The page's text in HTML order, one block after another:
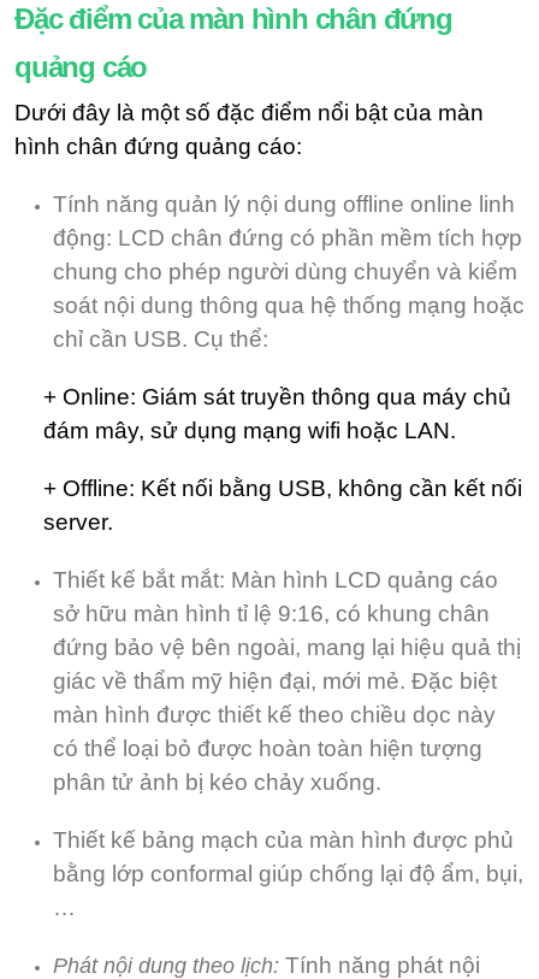
Đặc điểm của màn hình chân đứng
quảng cáo
Dưới đây là một số đặc điểm nổi bật của màn
hình chân đứng quảng cáo:
Tính năng quản lý nội dung offline online linh
động: LCD chân đứng có phần mềm tích hợp
chung cho phép người dùng chuyển và kiểm
soát nội dung thông qua hệ thống mạng hoặc
chỉ cần USB. Cụ thể:
+ Online: Giám sát truyền thông qua máy chủ
đám mây, sử dụng mạng wifi hoặc LAN.
+ Offline: Kết nối bằng USB, không cần kết nối
server.
Thiết kế bắt mắt: Màn hình LCD quảng cáo
sở hữu màn hình tỉ lệ 9:16, có khung chân
đứng bảo vệ bên ngoài, mang lại hiệu quả thị
giác về thẩm mỹ hiện đại, mới mẻ. Đặc biệt
màn hình được thiết kế theo chiều dọc này
có thể loại bỏ được hoàn toàn hiện tượng
phân tử ảnh bị kéo chảy xuống.
Thiết kế bảng mạch của màn hình được phủ
bằng lớp conformal giúp chống lại độ ẩm, bụi,
…
Phát nội dung theo lịch: Tính năng phát nội